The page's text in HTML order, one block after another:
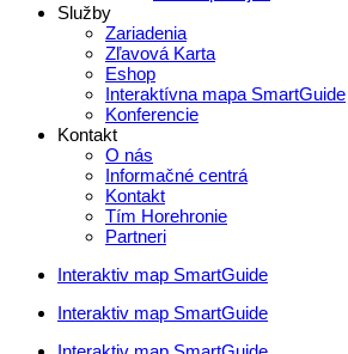
Služby
Zariadenia
Zľavová Karta
Eshop
Interaktívna mapa SmartGuide
Konferencie
Kontakt
O nás
Informačné centrá
Kontakt
Tím Horehronie
Partneri
Interaktiv map SmartGuide
Interaktiv map SmartGuide